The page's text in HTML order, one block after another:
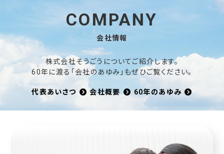
COMPANY
会社情報
株式会社そうごうについてご紹介します。
60年に渡る「会社のあゆみ」もぜひご覧ください。
代表あいさつ 会社概要 60年のあゆみ